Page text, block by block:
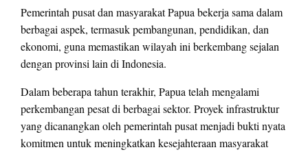
Pemerintah pusat dan masyarakat Papua bekerja sama dalam
berbagai aspek, termasuk pembangunan, pendidikan, dan
ekonomi, guna memastikan wilayah ini berkembang sejalan
dengan provinsi lain di Indonesia.
Dalam beberapa tahun terakhir, Papua telah mengalami
perkembangan pesat di berbagai sektor. Proyek infrastruktur
yang dicanangkan oleh pemerintah pusat menjadi bukti nyata
komitmen untuk meningkatkan kesejahteraan masyarakat